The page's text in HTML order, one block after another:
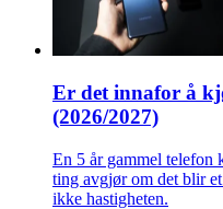
Er det innafor å
(2026/2027)
En 5 år gammel telefon
ting avgjør om det blir
ikke hastigheten.